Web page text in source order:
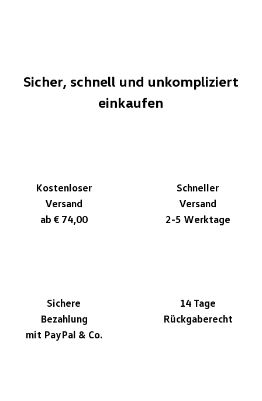
Sicher, schnell und unkompliziert
einkaufen
Kostenloser
Versand
ab € 74,00
Schneller
Versand
2-5 Werktage
Sichere
Bezahlung
mit PayPal & Co.
14 Tage
Rückgaberecht